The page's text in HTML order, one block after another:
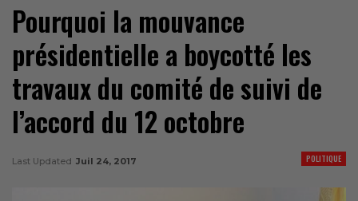
Pourquoi la mouvance
présidentielle a boycotté les
travaux du comité de suivi de
l’accord du 12 octobre
POLITIQUE
Last Updated Juil 24, 2017